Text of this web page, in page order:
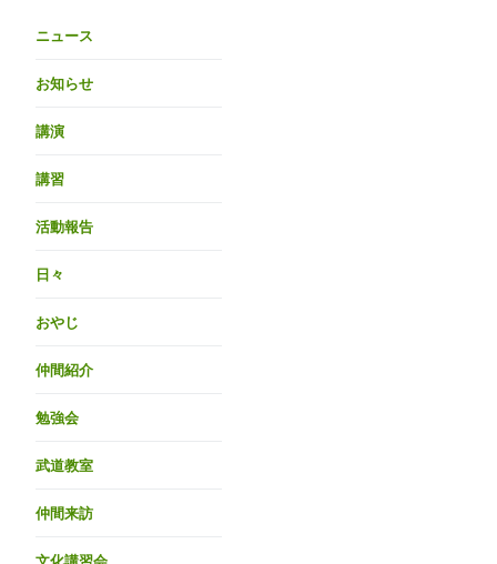
ニュース
お知らせ
講演
講習
活動報告
日々
おやじ
仲間紹介
勉強会
武道教室
仲間来訪